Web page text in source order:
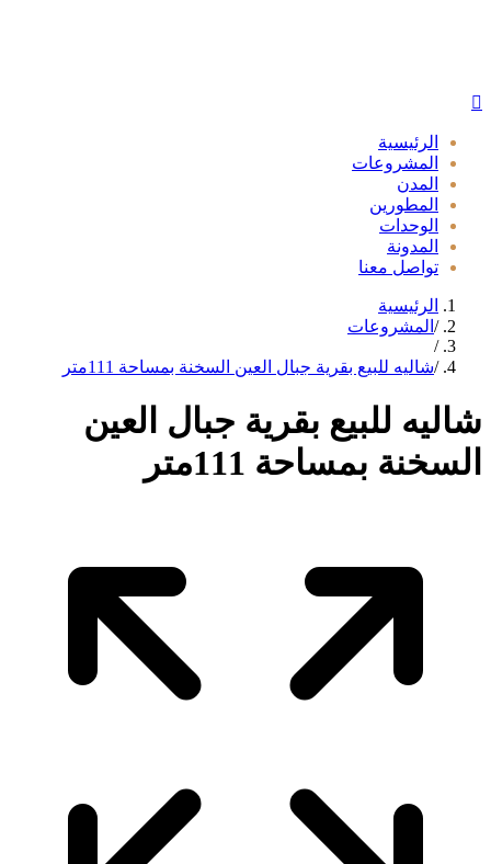
الرئيسية
المشروعات
المدن
المطورين
الوحدات
المدونة
تواصل معنا
الرئيسية
/ المشروعات
/
/شاليه للبيع بقرية جبال العين السخنة بمساحة 111متر
شاليه للبيع بقرية جبال العين
السخنة بمساحة 111متر